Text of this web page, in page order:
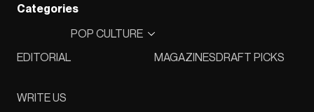
Categories
EDITORIAL
POP CULTURE
MAGAZINESDRAFT PICKS
WRITE US